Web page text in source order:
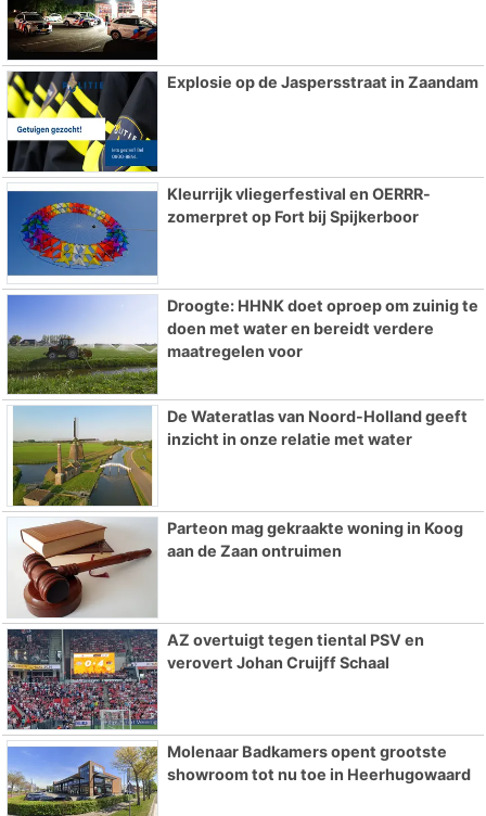
Explosie op de Jaspersstraat in Zaandam
Kleurrijk vliegerfestival en OERRR-
zomerpret op Fort bij Spijkerboor
Droogte: HHNK doet oproep om zuinig te
doen met water en bereidt verdere
maatregelen voor
De Wateratlas van Noord-Holland geeft
inzicht in onze relatie met water
Parteon mag gekraakte woning in Koog
aan de Zaan ontruimen
AZ overtuigt tegen tiental PSV en
verovert Johan Cruijff Schaal
Molenaar Badkamers opent grootste
showroom tot nu toe in Heerhugowaard